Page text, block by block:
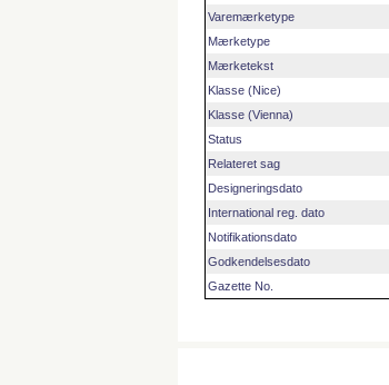
Varemærketype
Mærketype
Mærketekst
Klasse (Nice)
Klasse (Vienna)
Status
Relateret sag
Designeringsdato
International reg. dato
Notifikationsdato
Godkendelsesdato
Gazette No.